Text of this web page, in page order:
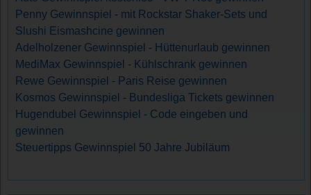
Penny Gewinnspiel - mit Rockstar Shaker-Sets und
Slushi Eismashcine gewinnen
Adelholzener Gewinnspiel - Hüttenurlaub gewinnen
MediMax Gewinnspiel - Kühlschrank gewinnen
Rewe Gewinnspiel - Paris Reise gewinnen
Kosmos Gewinnspiel - Bundesliga Tickets gewinnen
Hugendubel Gewinnspiel - Code eingeben und
gewinnen
Steuertipps Gewinnspiel 50 Jahre Jubiläum